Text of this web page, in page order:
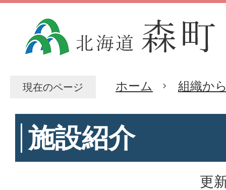
現在のページ ホーム 組織か
施設紹介
更